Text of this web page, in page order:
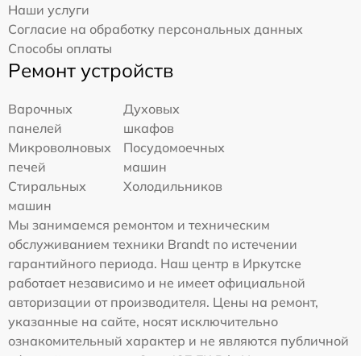
Наши услуги
Согласие на обработку персональных данных
Способы оплаты
Ремонт устройств
Варочных
панелей
Духовых
шкафов
Микроволновых
печей
Посудомоечных
машин
Стиральных
машин
Холодильников
Мы занимаемся ремонтом и техническим
обслуживанием техники Brandt по истечении
гарантийного периода. Наш центр в Иркутске
работает независимо и не имеет официальной
авторизации от производителя. Цены на ремонт,
указанные на сайте, носят исключительно
ознакомительный характер и не являются публичной